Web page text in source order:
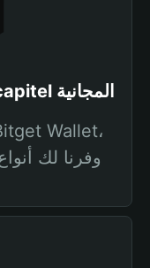
اربح توزيعات threearrowzcapitel المجانية
وفرنا لك